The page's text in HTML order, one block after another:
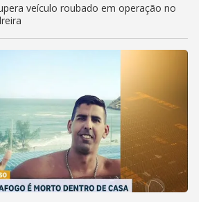
veículo roubado em operação no